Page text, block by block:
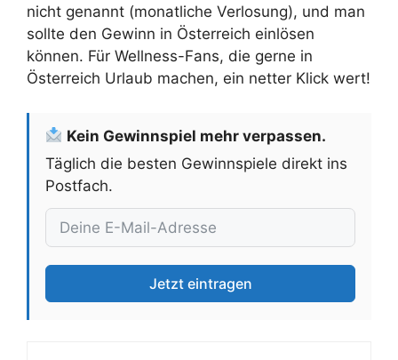
nicht genannt (monatliche Verlosung), und man
sollte den Gewinn in Österreich einlösen
können. Für Wellness-Fans, die gerne in
Österreich Urlaub machen, ein netter Klick wert!
Kein Gewinnspiel mehr verpassen.
Täglich die besten Gewinnspiele direkt ins
Postfach.
Jetzt eintragen